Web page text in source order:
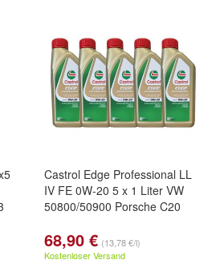
Castrol Edge Professional LL
IV FE 0W-20 5 x 1 Liter VW
50800/50900 Porsche C20
68,90 € (13,78 €/l)
Kostenloser Versand